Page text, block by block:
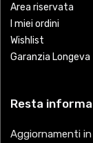
Area riservata
I miei ordini
Wishlist
Garanzia Longeva
Resta
Aggiornamenti